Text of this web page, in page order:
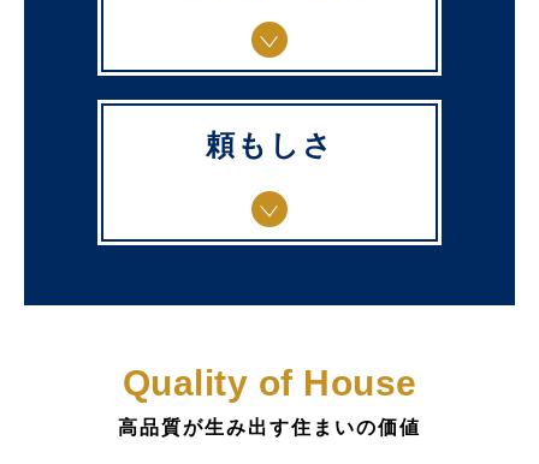
頼もしさ
Quality of House
高品質が生み出す住まいの価値